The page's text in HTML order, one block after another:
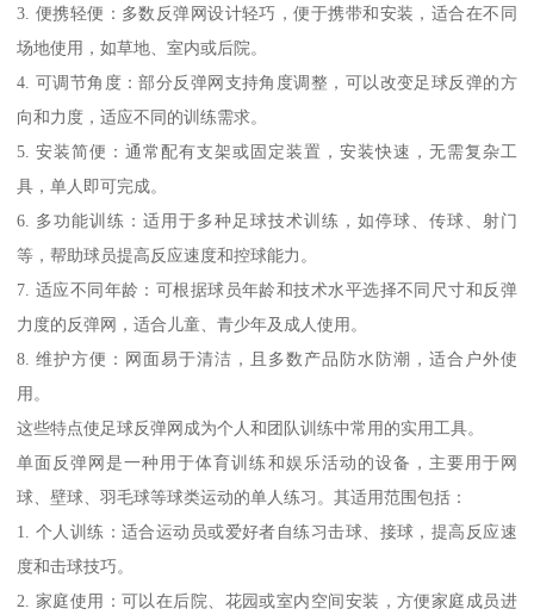
3. 便携轻便：多数反弹网设计轻巧，便于携带和安装，适合在不同
场地使用，如草地、室内或后院。
4. 可调节角度：部分反弹网支持角度调整，可以改变足球反弹的方
向和力度，适应不同的训练需求。
5. 安装简便：通常配有支架或固定装置，安装快速，无需复杂工
具，单人即可完成。
6. 多功能训练：适用于多种足球技术训练，如停球、传球、射门
等，帮助球员提高反应速度和控球能力。
7. 适应不同年龄：可根据球员年龄和技术水平选择不同尺寸和反弹
力度的反弹网，适合儿童、青少年及成人使用。
8. 维护方便：网面易于清洁，且多数产品防水防潮，适合户外使
用。
这些特点使足球反弹网成为个人和团队训练中常用的实用工具。
单面反弹网是一种用于体育训练和娱乐活动的设备，主要用于网
球、壁球、羽毛球等球类运动的单人练习。其适用范围包括：
1. 个人训练：适合运动员或爱好者自练习击球、接球，提高反应速
度和击球技巧。
2. 家庭使用：可以在后院、花园或室内空间安装，方便家庭成员进